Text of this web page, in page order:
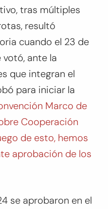
tras múltiples
resultó
cuando el 23 de
ante la
que integran el
para iniciar la
Marco de
Cooperación
de esto, hemos
aprobación de los
se aprobaron en el